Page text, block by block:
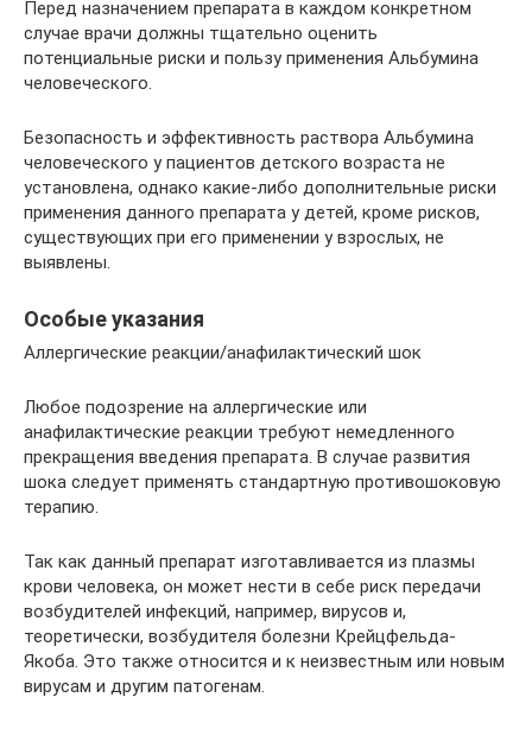
Перед назначением препарата в каждом конкретном
случае врачи должны тщательно оценить
потенциальные риски и пользу применения Альбумина
человеческого.
Безопасность и эффективность раствора Альбумина
человечеcкого у пациентов детского возраста не
установлена, однако какие-либо дополнительные риски
применения данного препарата у детей, кроме рисков,
существующих при его применении у взрослых, не
выявлены.
Особые указания
Аллергические реакции/анафилактический шок
Любое подозрение на аллергические или
анафилактические реакции требуют немедленного
прекращения введения препарата. В случае развития
шока следует применять стандартную противошоковую
терапию.
Так как данный препарат изготавливается из плазмы
крови человека, он может нести в себе риск передачи
возбудителей инфекций, например, вирусов и,
теоретически, возбудителя болезни Крейцфельда-
Якоба. Это также относится и к неизвестным или новым
вирусам и другим патогенам.